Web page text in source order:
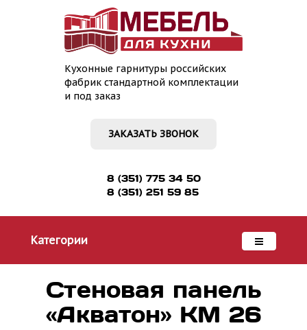
Кухонные гарнитуры российских
фабрик стандартной комплектации
и под заказ
ЗАКАЗАТЬ ЗВОНОК
8 (351) 775 34 50
8 (351) 251 59 85
Категории
Стеновая панель
«Акватон» КМ 26